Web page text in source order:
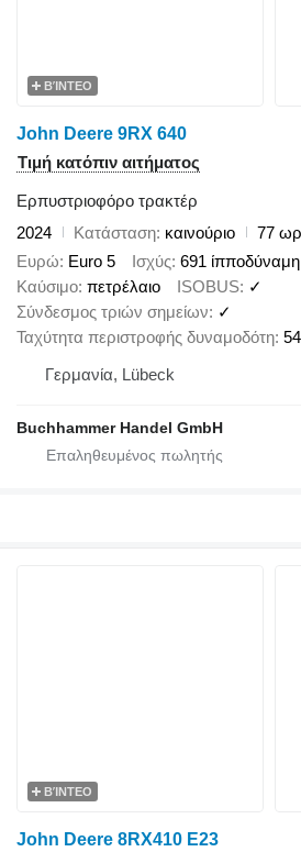
ΒΊΝΤΕΟ
John Deere 9RX 640
Τιμή κατόπιν αιτήματος
Ερπυστριοφόρο τρακτέρ
2024
Κατάσταση καινούριο
77
Ευρώ Euro 5 Ισχύς 691
Καύσιμο πετρέλαιο ISOBUS ✓
Σύνδεσμος τριών σημείων
✓
Ταχύτητα περιστροφής δυναμοδότη
Γερμανία, Lübeck
Buchhammer Handel GmbH
ΒΊΝΤΕΟ
John Deere 8RX410 E23